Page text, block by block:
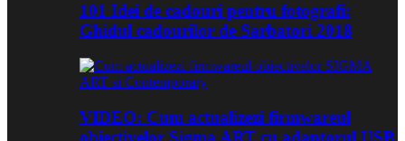
101 Idei de cadouri pentru fotografi:
Ghidul cadourilor de Sarbatori 2018
VIDEO: Cum actualizezi firmwareul
obiectivelor Sigma ART cu adaptorul USB